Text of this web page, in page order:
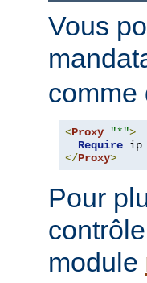
Vous
comme
<Proxy "*">
Require ip
</Proxy>
Pour
module